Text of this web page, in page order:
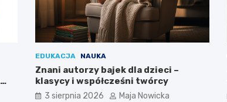
EDUKACJA NAUKA
Znani autorzy bajek dla dzieci –
klasycy i współcześni twórcy
3 sierpnia 2026 Maja Nowicka